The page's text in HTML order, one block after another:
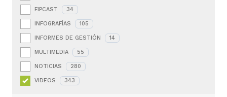
FIPCAST 34
INFOGRAFÍAS 105
INFORMES DE GESTIÓN 14
MULTIMEDIA 55
NOTICIAS 280
VIDEOS 343